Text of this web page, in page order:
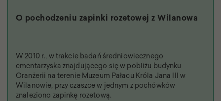
O pochodzeniu zapinki rozetowej z Wilanowa
W 2010 r., w trakcie badań średniowiecznego
cmentarzyska znajdującego się w pobliżu budynku
Oranżerii na terenie Muzeum Pałacu Króla Jana III w
Wilanowie, przy czaszce w jednym z pochówków
znaleziono zapinkę rozetową.